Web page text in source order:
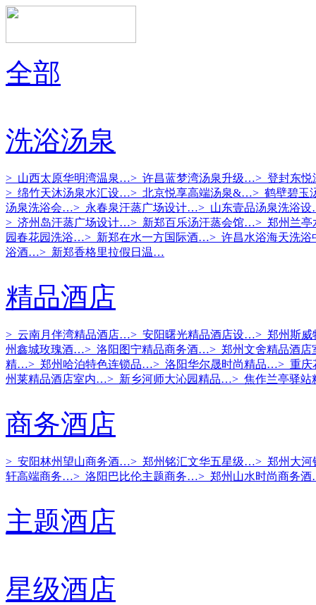
全部
洗浴汤泉
> 山西太原华明湾温泉…> 许昌蓝梦湾汤泉升级…> 登封东
> 绵竹天沐汤泉水汇设…> 北京悦享高端汤泉&…> 鹤壁碧玉
汤泉洗浴会…> 永春泉汗蒸广场设计…> 山东壹品汤泉洗浴
> 济州岛汗蒸广场设计…> 新郑百乐汤汗蒸会馆…> 郑州兰
园春花园洗浴…> 新郑在水一方国际酒…> 许昌水浴海天洗
浴酒…> 新郑香格里拉假日温…
精品酒店
> 云南月伴湾精品酒店…> 安阳曙光精品酒店设…> 郑州斯
州鑫城玫瑰酒…> 洛阳图宁精品商务酒…> 郑州文舍精品酒
精…> 郑州哈泊特色连锁品…> 洛阳华尔晟时尚精品…> 重庆
州莱精品酒店室内…> 新乡河师大沁园精品…> 焦作兰亭驿
商务酒店
> 安阳林州望山商务酒…> 郑州铭汇文华五星级…> 郑州大
轩高端商务…> 洛阳巴比伦主题商务…> 郑州山水时尚商务
主题酒店
星级酒店